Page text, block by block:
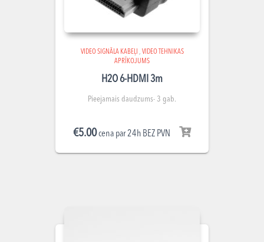
VIDEO SIGNĀLA KABEĻI , VIDEO TEHNIKAS
APRĪKOJUMS
H2O 6-HDMI 3m
Pieejamais daudzums- 3 gab.
€5.00cena par 24h BEZ PVN